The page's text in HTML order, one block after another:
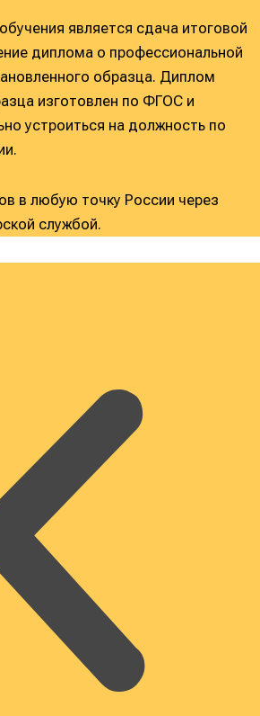
является сдача итоговой
диплома о профессиональной
образца. Диплом
изготовлен по ФГОС и
устроиться на должность по
в любую точку России через
службой.